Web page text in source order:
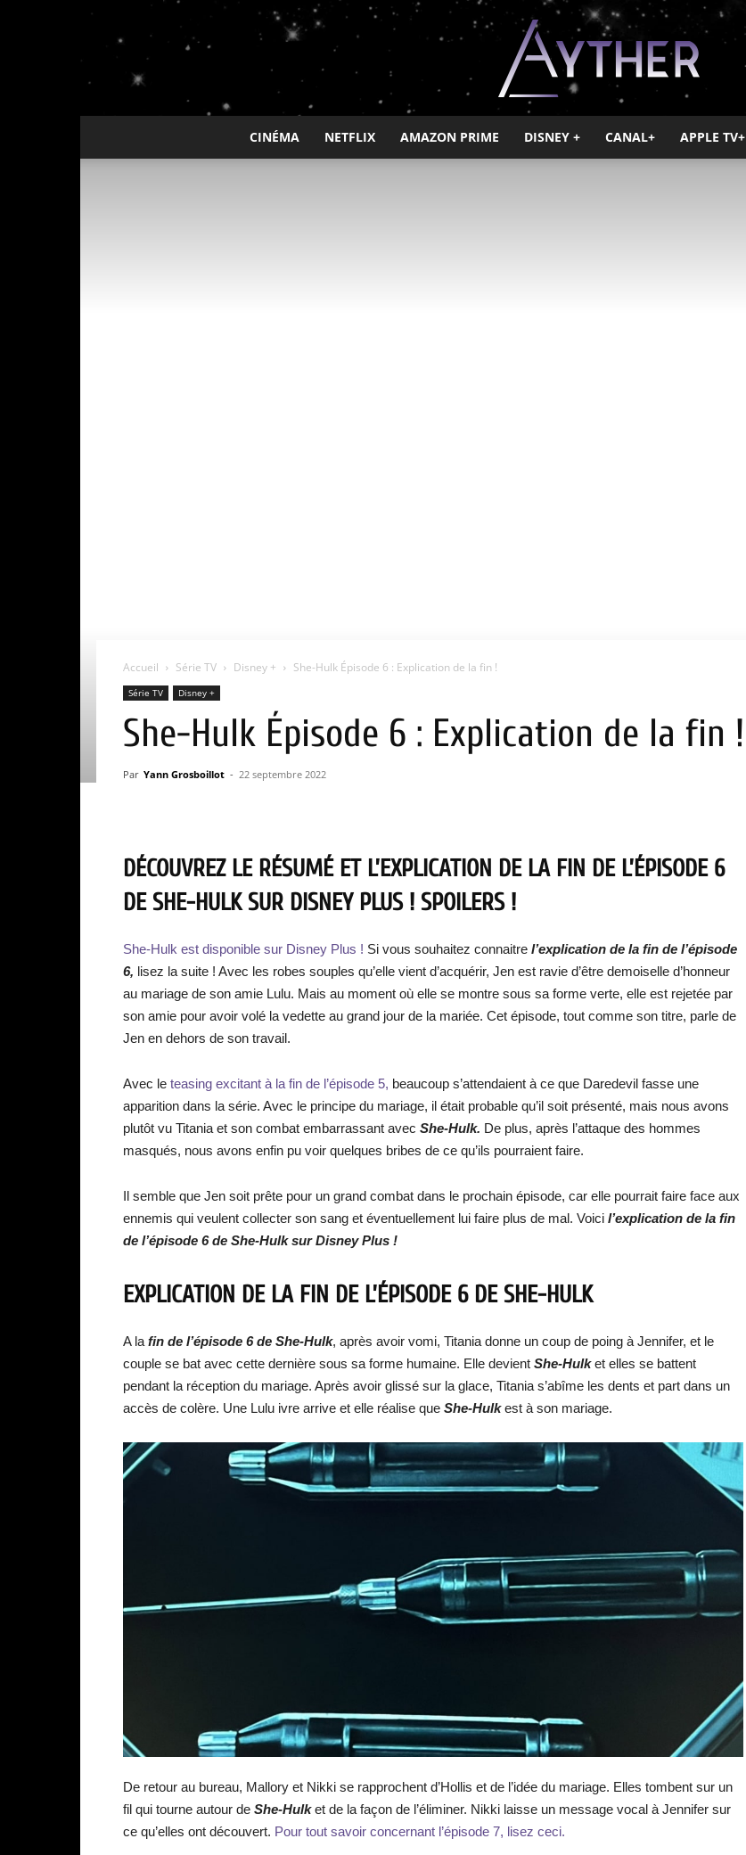
Ayther
CINÉMA NETFLIX AMAZON PRIME DISNEY + CANAL+ APPLE TV+
Accueil Série TV Disney + She-Hulk Épisode 6 : Explication de la fin !
Série TV Disney +
She-Hulk Épisode 6 : Explication de la fin !
Par Yann Grosboillot - 22 septembre 2022
DÉCOUVREZ LE RÉSUMÉ ET L’EXPLICATION DE LA FIN DE L’ÉPISODE 6
DE SHE-HULK SUR DISNEY PLUS ! SPOILERS !
She-Hulk est disponible sur Disney Plus ! Si vous souhaitez connaitre l’explication de la fin de l’épisode
6, lisez la suite ! Avec les robes souples qu’elle vient d’acquérir, Jen est ravie d’être demoiselle d’honneur
au mariage de son amie Lulu. Mais au moment où elle se montre sous sa forme verte, elle est rejetée par
son amie pour avoir volé la vedette au grand jour de la mariée. Cet épisode, tout comme son titre, parle de
Jen en dehors de son travail.
Avec le teasing excitant à la fin de l’épisode 5, beaucoup s’attendaient à ce que Daredevil fasse une
apparition dans la série. Avec le principe du mariage, il était probable qu’il soit présenté, mais nous avons
plutôt vu Titania et son combat embarrassant avec She-Hulk. De plus, après l’attaque des hommes
masqués, nous avons enfin pu voir quelques bribes de ce qu’ils pourraient faire.
Il semble que Jen soit prête pour un grand combat dans le prochain épisode, car elle pourrait faire face aux
ennemis qui veulent collecter son sang et éventuellement lui faire plus de mal. Voici l’explication de la fin
de l’épisode 6 de She-Hulk sur Disney Plus !
EXPLICATION DE LA FIN DE L’ÉPISODE 6 DE SHE-HULK
A la fin de l’épisode 6 de She-Hulk, après avoir vomi, Titania donne un coup de poing à Jennifer, et le
couple se bat avec cette dernière sous sa forme humaine. Elle devient She-Hulket elles se battent
pendant la réception du mariage. Après avoir glissé sur la glace, Titania s’abîme les dents et part dans un
accès de colère. Une Lulu ivre arrive et elle réalise que She-Hulkest à son mariage.
De retour au bureau, Mallory et Nikki se rapprochent d’Hollis et de l’idée du mariage. Elles tombent sur un
fil qui tourne autour de She-Hulket de la façon de l’éliminer. Nikki laisse un message vocal à Jennifer sur
ce qu’elles ont découvert. Pour tout savoir concernant l’épisode 7, lisez ceci.